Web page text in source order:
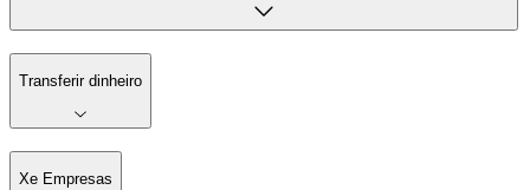
Transferir dinheiro
Xe Empresas